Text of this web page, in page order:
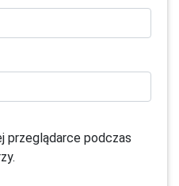
przeglądarce podczas